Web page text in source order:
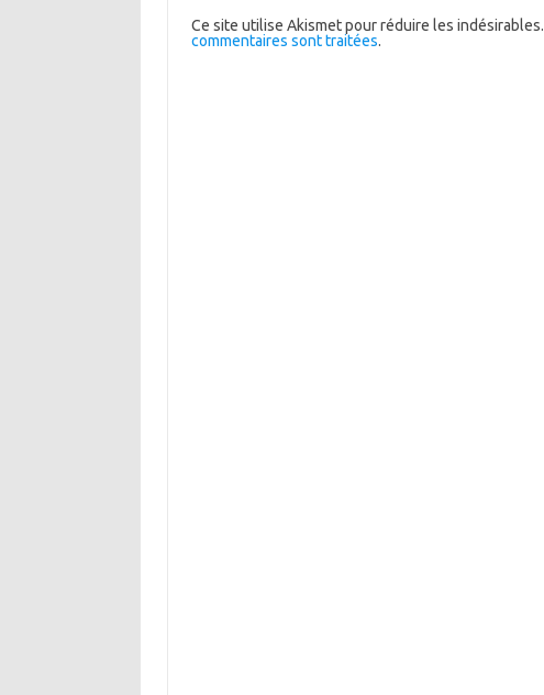
Ce site utilise Akismet pour réduire les indésirables.
commentaires sont traitées.